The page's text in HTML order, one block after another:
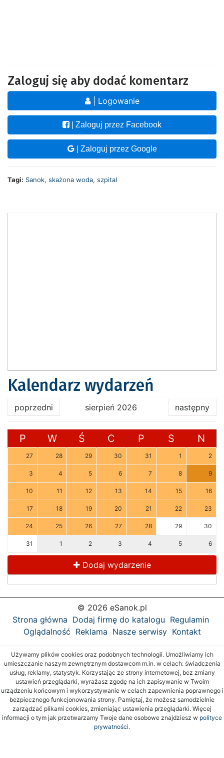
Zaloguj się aby dodać komentarz
| Logowanie
| Zaloguj przez Facebook
| Zaloguj przez Google
Tagi: Sanok, skażona woda, szpital
Kalendarz wydarzeń
poprzedni sierpień 2026 następny
P W Ś C P S N
27 28 29 30 31 1 2
3 4 5 6 7 8 9
10 11 12 13 14 15 16
17 18 19 20 21 22 23
24 25 26 27 28 29 30
31 1 2 3 4 5 6
Dodaj wydarzenie
© 2026 eSanok.pl
Strona główna Dodaj firmę do katalogu Regulamin
Oglądalność Reklama Nasze serwisy Kontakt
Używamy plików cookies oraz podobnych technologii. Umożliwiamy ich
umieszczanie naszym zewnętrznym dostawcom m.in. w celach: świadczenia
usług, reklamy, statystyk. Korzystając ze strony internetowej, bez zmiany
ustawień przeglądarki, wyrażasz zgodę na ich zapisywanie w Twoim
urządzeniu końcowym i wykorzystywanie w celach zapewnienia poprawnego i
bezpiecznego funkcjonowania strony. Pamiętaj, że możesz samodzielnie
zarządzać plikami cookies, zmieniając ustawienia przeglądarki. Więcej
informacji o tym jak przetwarzamy Twoje dane osobowe znajdziesz w polityce
prywatności.